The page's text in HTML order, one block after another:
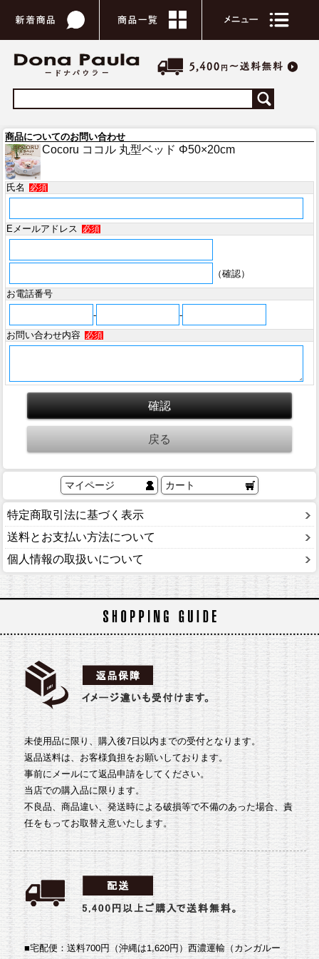
商品についてのお問い合わせ
Cocoru ココル 丸型ベッド Φ50×20cm
氏名 必須
Eメールアドレス 必須
（確認）
お電話番号
-
-
お問い合わせ内容
必須
マイページ カート
特定商取引法に基づく表示
送料とお支払い方法について
個人情報の取扱いについて
未使用品に限り、購入後7日以内までの受付となります。
返品送料は、お客様負担をお願いしております。
事前にメールにて返品申請をしてください。
当店での購入品に限ります。
不良品、商品違い、発送時による破損等で不備のあった場合、責
任をもってお取替え意いたします。
■宅配便：送料700円（沖縄は1,620円）西濃運輸（カンガルー